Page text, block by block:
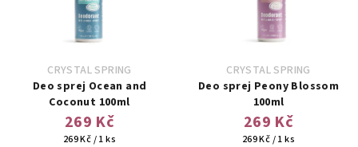
CRYSTAL SPRING
Deo sprej Ocean and
Coconut 100ml
269 Kč
Měrná
269 Kč / 1 ks
CRYSTAL SPRING
Deo sprej Peony Blossom
100ml
269 Kč
Měrná
269 Kč / 1 ks